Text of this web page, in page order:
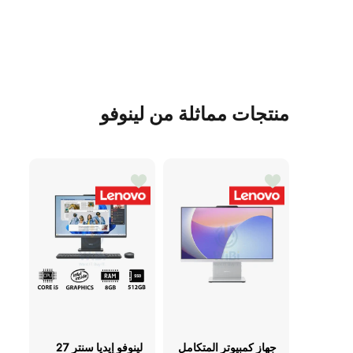
منتجات مماثلة من لينوفو
جهاز كمبيوتر المتكامل
لينوفو إيديا سنتر 27